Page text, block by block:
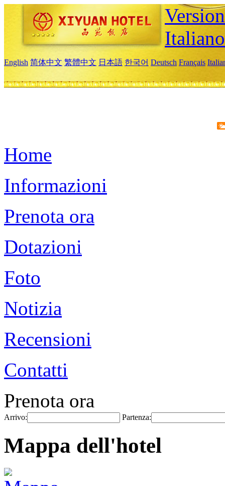
Italiano
English 简体中文 繁體中文 日本語 한국어 Deutsch Français
Home
Informazioni
Prenota ora
Dotazioni
Foto
Notizia
Recensioni
Contatti
Prenota ora
Arrivo: Partenza:
Mappa dell'hotel